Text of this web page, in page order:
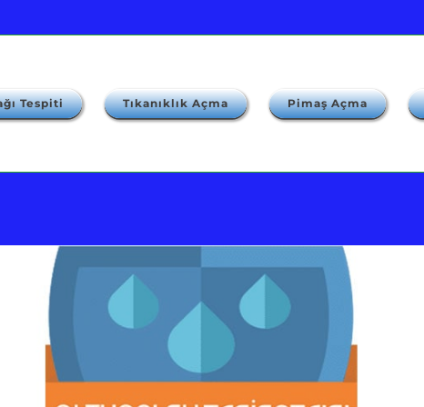
Tespiti Tıkanıklık Açma Pimaş Açma